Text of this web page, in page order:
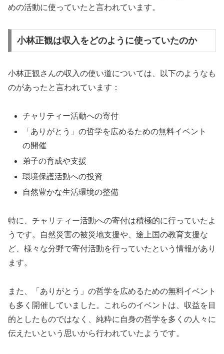
めの活動に使っていたと言われています。
小林正観は収入をどのように使っていたのか
小林正観さんの収入の使い道については、以下のようなも
のがあったと言われています：
チャリティー活動への寄付
「ありがとう」の哲学を広めるための無料イベント
の開催
弟子の育成や支援
環境保護活動への投資
自然豊かな生活環境の整備
特に、チャリティー活動への寄付は積極的に行っていたよ
うです。自然災害の被災地支援や、途上国の教育支援な
ど、様々な分野で寄付活動を行っていたという情報があり
ます。
また、「ありがとう」の哲学を広めるための無料イベント
も多く開催していました。これらのイベントは、収益を目
的としたものではなく、純粋に自身の哲学を多くの人々に
伝えたいという思いから行われていたようです。